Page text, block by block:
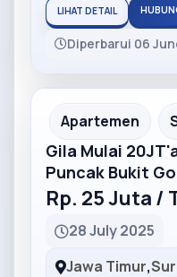
LIHAT DETAIL
Diperbarui 06
Partner Ad
Apartemen
Gila Mulai
Puncak Bukit
Rp. 25 Juta /
28 July 2025
Jawa Timur,